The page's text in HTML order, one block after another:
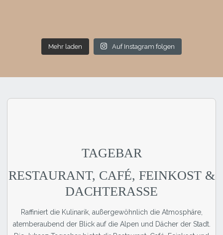
Mehr laden Auf Instagram folgen
TAGEBAR
RESTAURANT, CAFÉ, FEINKOST &
DACHTERASSE
Raffiniert die Kulinarik, außergewöhnlich die Atmosphäre,
atemberaubend der Blick auf die Alpen und Dächer der Stadt.